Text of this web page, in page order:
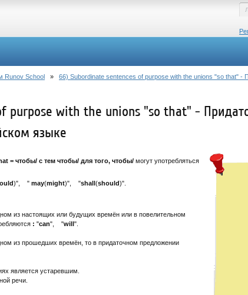
Runov School » 66) Subordinate sentences of purpose with the unions "so that" -
purpose with the unions "so that" -
языке
= чтобы/ с тем чтобы/ для того, чтобы/ могут употребляться
)", "may(might)", "shall(should)".
из настоящих или будущих времён или в повелительном
: "can", "will".
из прошедших времён, то в придаточном предложении
является устаревшим.
речи.